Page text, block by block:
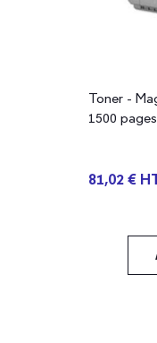
Toner -
1500 pages
81,02 €